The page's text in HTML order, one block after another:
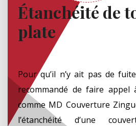
Étanchéité de
plate
Pour qu’il n’y ait pas de
recommandé de faire appel
comme MD Couverture
l’étanchéité d’une